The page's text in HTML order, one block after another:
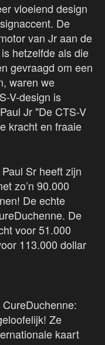
vloeiend design
De
van Jr aan de
hetzelfde als die
gevraagd om een
waren we
V-design is
Jr "De CTS-V
kracht en fraaie
Sr heeft zijn
zo’n 90.000
De echte
De
voor 51.000
113.000 dollar
Ze
kaart